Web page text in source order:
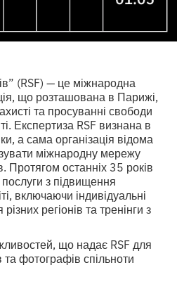
(RSF) — це міжнародна
що розташована в Парижі,
та просуванні свободи
Експертиза RSF визнана в
а сама організація відома
міжнародну мережу
Протягом останніх 35 років
з підвищення
включаючи індивідуальні
регіонів та тренінги з
що надає RSF для
та фотографів спільноти